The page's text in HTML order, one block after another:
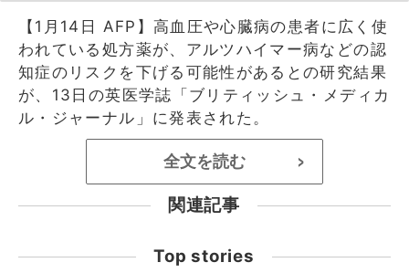
【1月14日 AFP】高血圧や心臓病の患者に広く使
われている処方薬が、アルツハイマー病などの認
知症のリスクを下げる可能性があるとの研究結果
が、13日の英医学誌「ブリティッシュ・メディカ
ル・ジャーナル」に発表された。
全文を読む >
関連記事
Top stories